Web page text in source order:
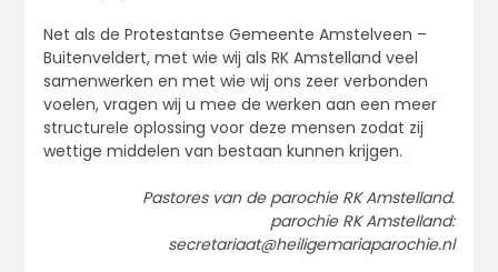
Net als de Protestantse Gemeente Amstelveen –
Buitenveldert, met wie wij als RK Amstelland veel
samenwerken en met wie wij ons zeer verbonden
voelen, vragen wij u mee de werken aan een meer
structurele oplossing voor deze mensen zodat zij
wettige middelen van bestaan kunnen krijgen.
Pastores van de parochie RK Amstelland.
parochie RK Amstelland:
secretariaat@heiligemariaparochie.nl